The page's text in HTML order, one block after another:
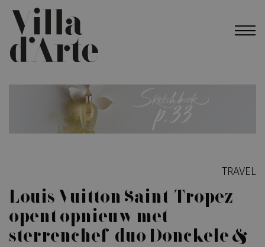
TRAVEL
Louis Vuitton Saint-Tropez
opent opnieuw met
sterrenchef-duo Donckele &